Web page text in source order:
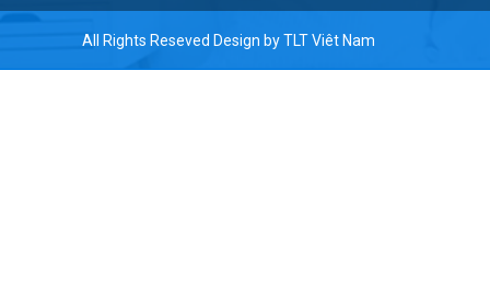
All Rights Reseved Design byTLT Viêt Nam